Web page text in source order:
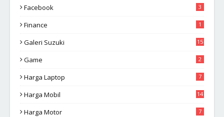
Facebook 3
Finance 1
Galeri Suzuki 15
Game 2
Harga Laptop 7
Harga Mobil 14
Harga Motor 7